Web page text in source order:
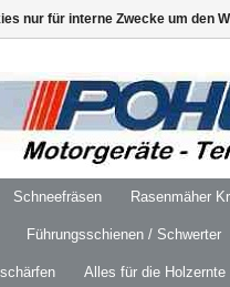
Schneefräsen Rasenmäher
Führungsschienen / Schwerter
Alles für die
nur für interne Zwecke um den